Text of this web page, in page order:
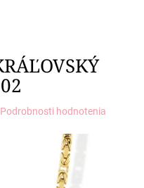
Podrobnosti hodnotenia